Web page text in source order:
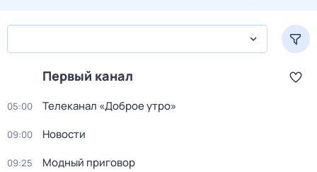
Первый канал
05:00 Телеканал «Доброе утро»
09:00 Новости
09:25 Модный приговор